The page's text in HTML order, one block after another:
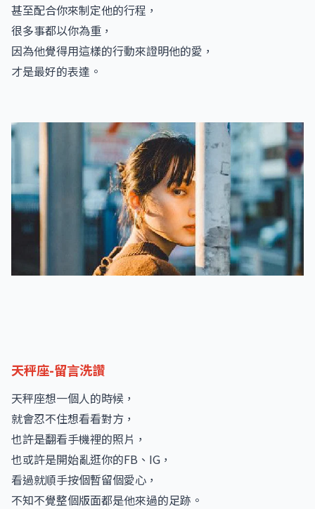
甚至配合你來制定他的行程，
很多事都以你為重，
因為他覺得用這樣的行動來證明他的愛，
才是最好的表達。
天秤座-留言洗讚
天秤座想一個人的時候，
就會忍不住想看看對方，
也許是翻看手機裡的照片，
也或許是開始亂逛你的FB、IG，
看過就順手按個暫留個愛心，
不知不覺整個版面都是他來過的足跡。